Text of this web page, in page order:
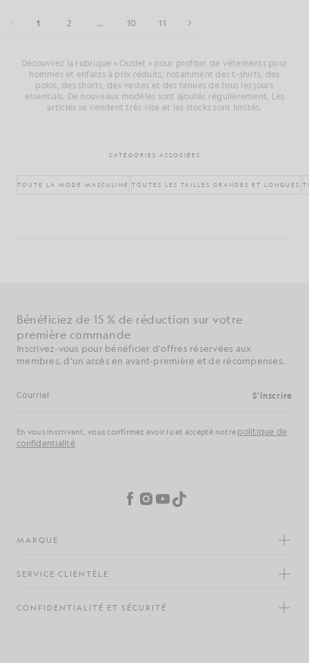
1 2 ... 10 11
Découvrez la rubrique « Outlet » pour profiter de vêtements pour
hommes et enfants à prix réduits, notamment des t-shirts, des
polos, des shorts, des vestes et des tenues de tous les jours
essentials. De nouveaux modèles sont ajoutés régulièrement. Les
articles se vendent très vite et les stocks sont limités.
CATÉGORIES ASSOCIÉES
TOUTE LA MODE MASCULINE TOUTES LES TAILLES GRANDES ET LONGUES
Bénéficiez de 15 % de réduction sur votre
première commande
Inscrivez-vous pour bénéficier d'offres réservées aux
membres, d'un accès en avant-première et de récompenses.
Adresse e-mail S'inscrire
En vous inscrivant, vous confirmez avoir lu et accepté notre politique de
confidentialité
Facebook
Instagram
YouTube
TikTok
MARQUE
SERVICE CLIENTÈLE
CONFIDENTIALITÉ ET SÉCURITÉ